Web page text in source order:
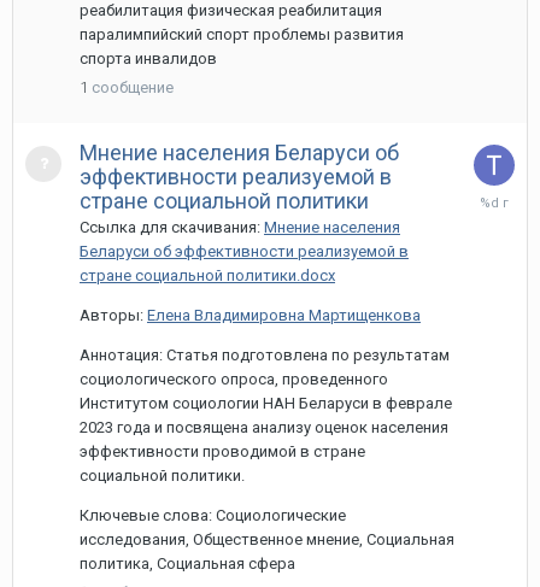
реабилитация физическая реабилитация
паралимпийский спорт проблемы развития
спорта инвалидов
1 сообщение
Мнение населения Беларуси об
эффективности реализуемой в
стране социальной политики
Ссылка для скачивания: Мнение населения
Беларуси об эффективности реализуемой в
стране социальной политики.docx
Авторы: Елена Владимировна Мартищенкова
Аннотация: Статья подготовлена по результатам
социологического опроса, проведенного
Институтом социологии НАН Беларуси в феврале
2023 года и посвящена анализу оценок населения
эффективности проводимой в стране
социальной политики.
Ключевые слова: Социологические
исследования, Общественное мнение, Социальная
политика, Социальная сфера
28